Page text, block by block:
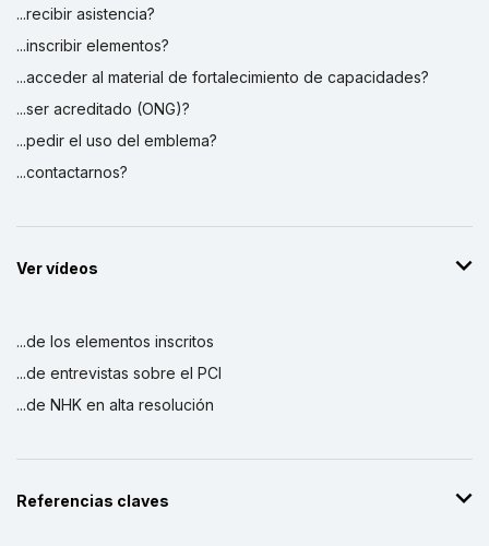
...recibir asistencia?
...inscribir elementos?
...acceder al material de fortalecimiento de capacidades?
...ser acreditado (ONG)?
...pedir el uso del emblema?
...contactarnos?
Ver vídeos
...de los elementos inscritos
...de entrevistas sobre el PCI
...de NHK en alta resolución
Referencias claves